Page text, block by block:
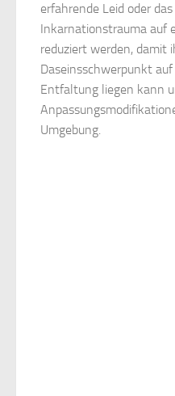
erfahrende Leid oder das
Inkarnationstrauma auf
reduziert werden, damit
Daseinsschwerpunkt
Entfaltung liegen kann
Umgebung.